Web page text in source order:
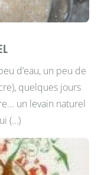
d’eau, un peu de
quelques jours
un levain naturel
(…)